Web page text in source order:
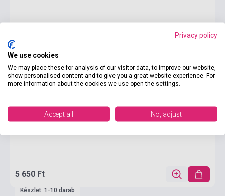
5 650 Ft
Készlet: 1-10 darab
Privacy policy
We use cookies
We may place these for analysis of our visitor data, to improve our website,
show personalised content and to give you a great website experience. For
more information about the cookies we use open the settings.
Accept all No, adjust